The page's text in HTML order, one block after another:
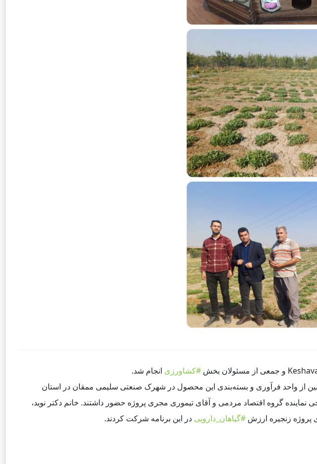
و جمعی از مسئولان بخش #کشاورزی انجام شد.
از واحد فرآوری و بسته‌بندی این محصول در شهرک صنعتی سلیمی ممقان در استان
نماینده گروه اقتصاد مردمی و آقای تیموری مجری پروژه حضور داشتند. خانم دکتر نوید،
پروژه زنجیره ارزش #گیاهان_دارویی در این برنامه شرکت کردند.